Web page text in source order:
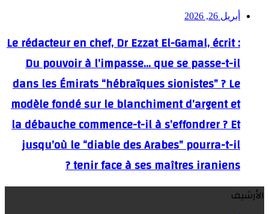
أبريل 26, 2026
Le rédacteur en chef, Dr Ezzat El-Gamal, écrit :
Du pouvoir à l’impasse… que se passe-t-il
dans les Émirats “hébraïques sionistes” ? Le
modèle fondé sur le blanchiment d’argent et
la débauche commence-t-il à s’effondrer ? Et
jusqu’où le “diable des Arabes” pourra-t-il
tenir face à ses maîtres iraniens ?
الأرشيف